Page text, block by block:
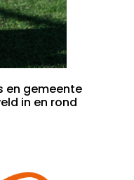
en gemeente
in en rond